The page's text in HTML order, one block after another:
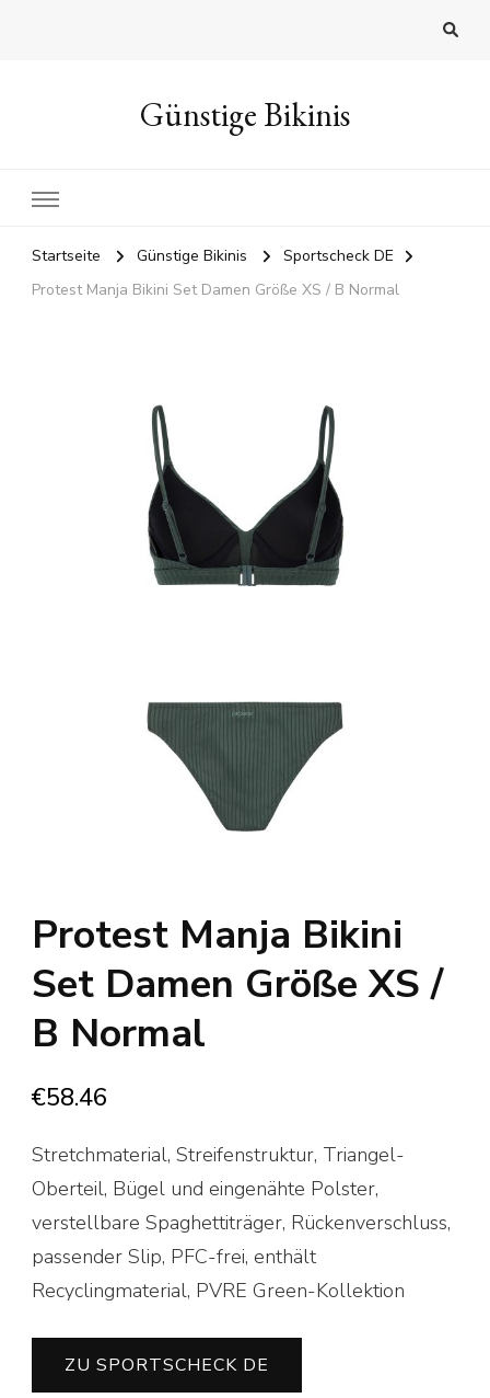
Günstige Bikinis
Startseite Günstige Bikinis
Sportscheck DE
Protest Manja Bikini Set Damen Größe XS / B Normal
Protest Manja Bikini
Set Damen Größe XS /
B Normal
€58.46
Stretchmaterial, Streifenstruktur, Triangel-
Oberteil, Bügel und eingenähte Polster,
verstellbare Spaghettiträger, Rückenverschluss,
passender Slip, PFC-frei, enthält
Recyclingmaterial, PVRE Green-Kollektion
ZU SPORTSCHECK DE